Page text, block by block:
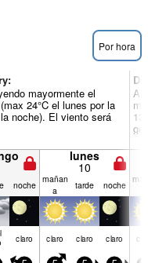
Por hora
mayormente el
24°C el lunes por la
noche). El viento será
lunes
10
noche mañan
a
tarde noche
claro claro claro claro